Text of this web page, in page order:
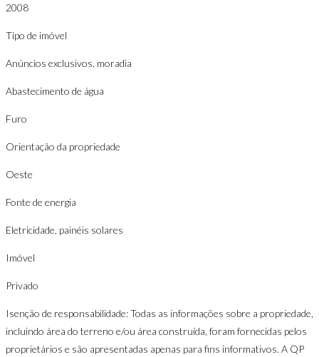
2008
Tipo de imóvel
Anúncios exclusivos, moradia
Abastecimento de água
Furo
Orientação da propriedade
Oeste
Fonte de energia
Eletricidade, painéis solares
Imóvel
Privado
Isenção de responsabilidade: Todas as informações sobre a propriedade,
incluindo área do terreno e/ou área construída, foram fornecidas pelos
proprietários e são apresentadas apenas para fins informativos. A QP